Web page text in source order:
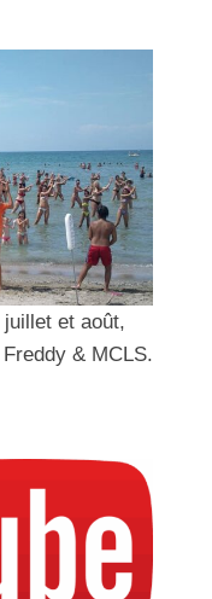
et août,
& MCLS.